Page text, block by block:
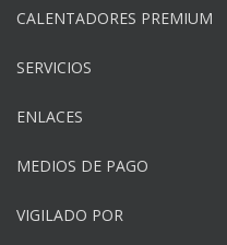
CALENTADORES PREMIUM
SERVICIOS
ENLACES
MEDIOS DE PAGO
VIGILADO POR